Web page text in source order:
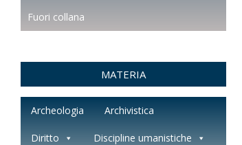
Fuori collana
MATERIA
Archeologia Archivistica
Diritto Discipline umanistiche